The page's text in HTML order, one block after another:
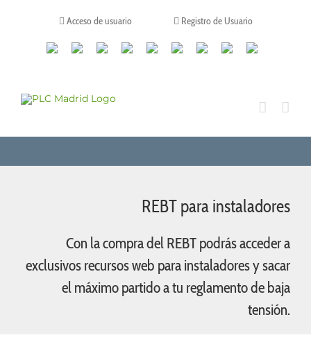
Acceso de usuario Registro de Usuario
CanalesLinkedinYoutubeTiktokFacebookInstagram
X TwitchContacto
REBT para instaladores
Con la compra del REBT podrás acceder a
exclusivos recursos web para instaladores y sacar
el máximo partido a tu reglamento de baja
tensión.